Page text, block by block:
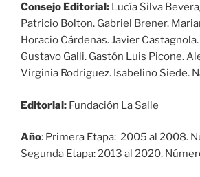
Consejo Editorial: Lucía Silva
Patricio Bolton. Gabriel Brener.
Horacio Cárdenas. Javier
Gustavo Galli. Gastón Luis Picone.
Virginia Rodriguez. Isabelino Siede.
Editorial: Fundación La Salle
Año: Primera Etapa: 2005 al 2008.
Segunda Etapa: 2013 al 2020.